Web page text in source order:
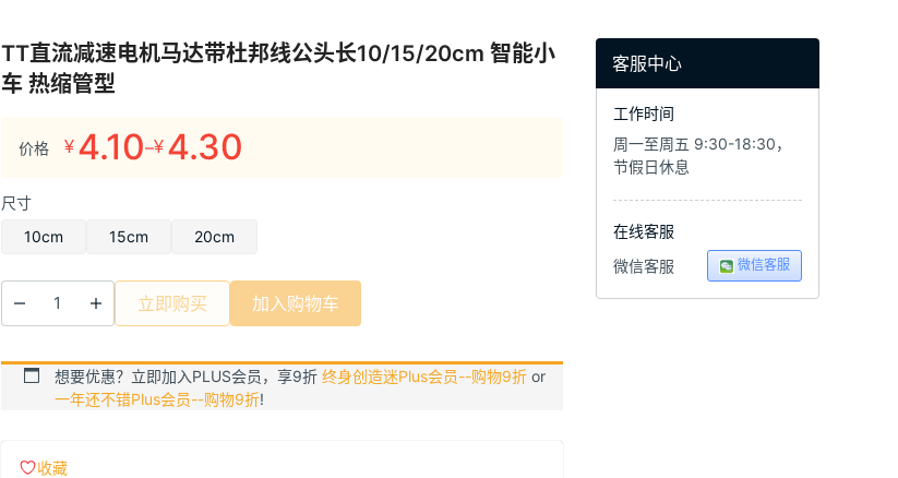
TT直流减速电机马达带杜邦线公头长10/15/20cm 智能小
车 热缩管型
价格 ¥ 4.10–¥ 4.30
价
范
围：
¥4.30
尺寸
10cm
15cm 20cm
立即购买 加入购物车
想要优惠？立即加入PLUS会员，享9折 终身创造迷Plus会员--购物9折 or
一年还不错Plus会员--购物9折!
收藏
客服中心
工作时间
周一至周五 9:30-18:30，
节假日休息
在线客服
微信客服
微信客服